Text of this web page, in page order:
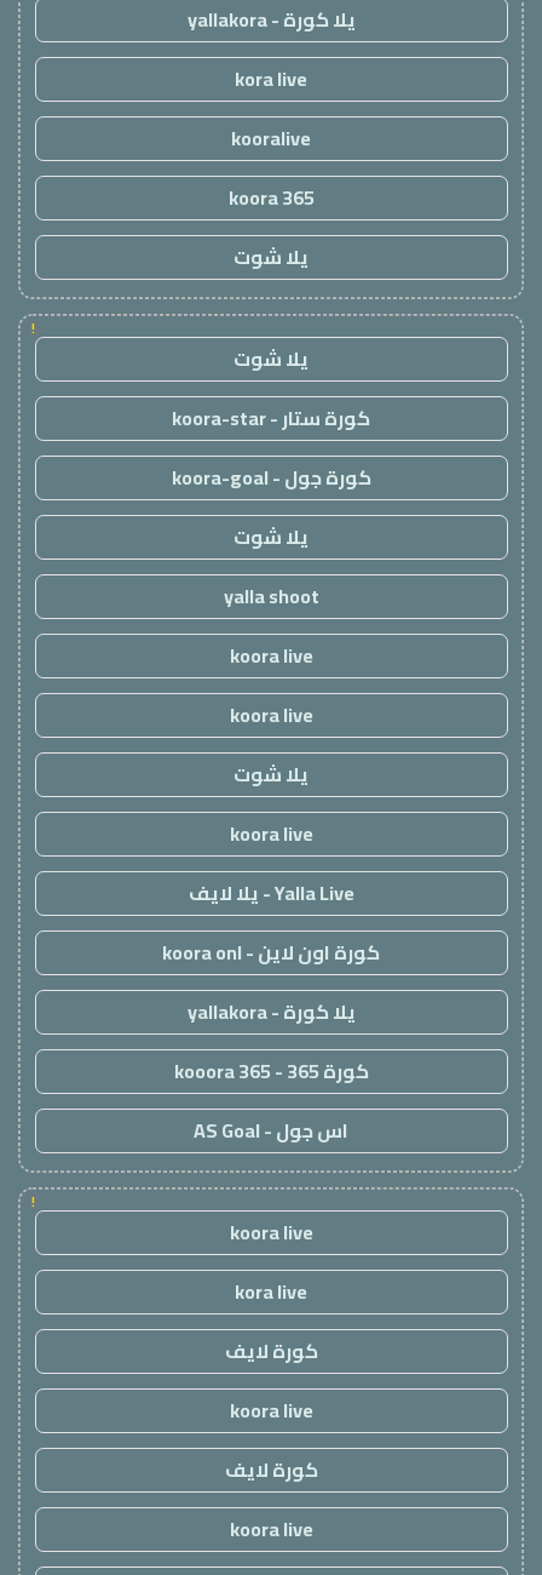
يلا كورة - yallakora
kora live
kooralive
koora 365
يلا شوت
!
يلا شوت
كورة ستار - koora-star
كورة جول - koora-goal
يلا شوت
yalla shoot
koora live
koora live
يلا شوت
koora live
Yalla Live - يلا لايف
كورة اون لاين - koora onl
يلا كورة - yallakora
كورة 365 - kooora 365
اس جول - AS Goal
!
koora live
kora live
كورة لايف
koora live
كورة لايف
koora live